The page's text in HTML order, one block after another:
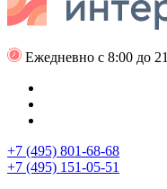
Ежедневно с 8:00 до
+7 (495) 801-68-68
+7 (495) 151-05-51